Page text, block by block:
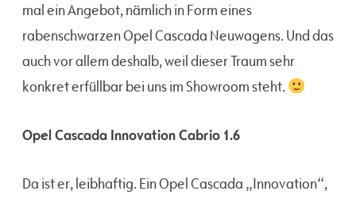
mal ein Angebot, nämlich in Form eines
rabenschwarzen Opel Cascada Neuwagens. Und das
auch vor allem deshalb, weil dieser Traum sehr
konkret erfüllbar bei uns im Showroom steht.
Opel Cascada Innovation Cabrio 1.6
Da ist er, leibhaftig. Ein Opel Cascada „Innovation“,